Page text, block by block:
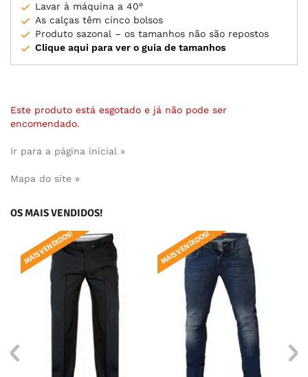
Lavar à máquina a 40°
As calças têm cinco bolsos
Produto sazonal – os tamanhos não são repostos
Clique aqui para ver o guia de tamanhos
Este produto está esgotado e já não pode ser
encomendado.
Ir para a página inicial »
Mapa do site »
OS MAIS VENDIDOS!
MAIS VENDIDOS! MAIS VENDIDOS!